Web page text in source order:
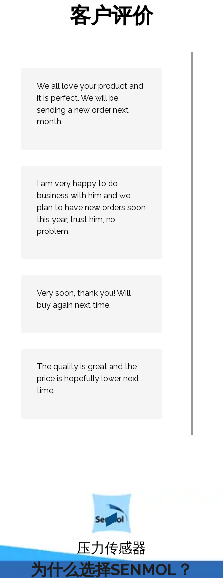
客户评价
We all love your product and
it is perfect. We will be
sending a new order next
month
I am very happy to do
business with him and we
plan to have new orders soon
this year, trust him, no
problem.
Very soon, thank you! Will
buy again next time.
The quality is great and the
price is hopefully lower next
time.
压力传感器
为什么选择SENMOL？